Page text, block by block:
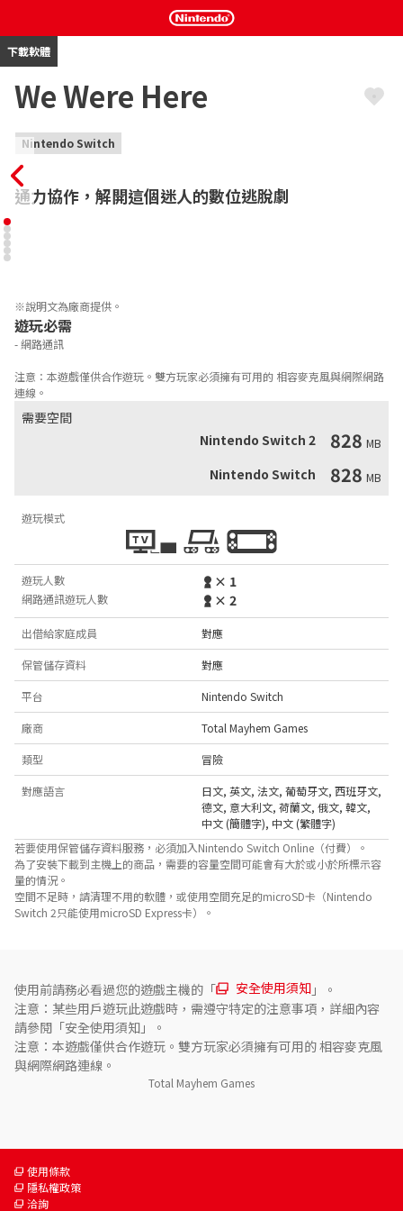
下載軟體
We Were Here
Nintendo Switch
通力協作，解開這個迷人的數位逃脫劇
※說明文為廠商提供。
遊玩必需
- 網路通訊
注意：本遊戲僅供合作遊玩。雙方玩家必須擁有可用的 相容麥克風與網際網路
連線。
需要空間
Nintendo Switch 2
828 MB
Nintendo Switch 828 MB
遊玩模式
遊玩人數 × 1
網路通訊遊玩人數 × 2
出借給家庭成員 對應
保管儲存資料 對應
平台 Nintendo Switch
廠商 Total Mayhem Games
類型 冒險
對應語言 日文, 英文, 法文, 葡萄牙文, 西班牙文,
德文, 意大利文, 荷蘭文, 俄文, 韓文,
中文 (簡體字), 中文 (繁體字)
若要使用保管儲存資料服務，必須加入Nintendo Switch Online（付費）。
為了安裝下載到主機上的商品，需要的容量空間可能會有大於或小於所標示容
量的情況。
空間不足時，請清理不用的軟體，或使用空間充足的microSD卡（Nintendo
Switch 2只能使用microSD Express卡）。
使用前請務必看過您的遊戲主機的「 安全使用須知 」。
注意：某些用戶遊玩此遊戲時，需遵守特定的注意事項，詳細內容
請參閱「安全使用須知」。
注意：本遊戲僅供合作遊玩。雙方玩家必須擁有可用的 相容麥克風
與網際網路連線。
Total Mayhem Games
使用條款
隱私權政策
洽詢